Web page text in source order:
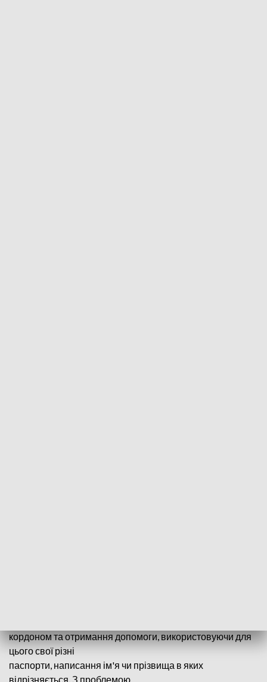
кордоном та отримання допомоги, використовуючи для
цього свої різні
паспорти, написання ім'я чи прізвища в яких
відрізняється. З проблемою